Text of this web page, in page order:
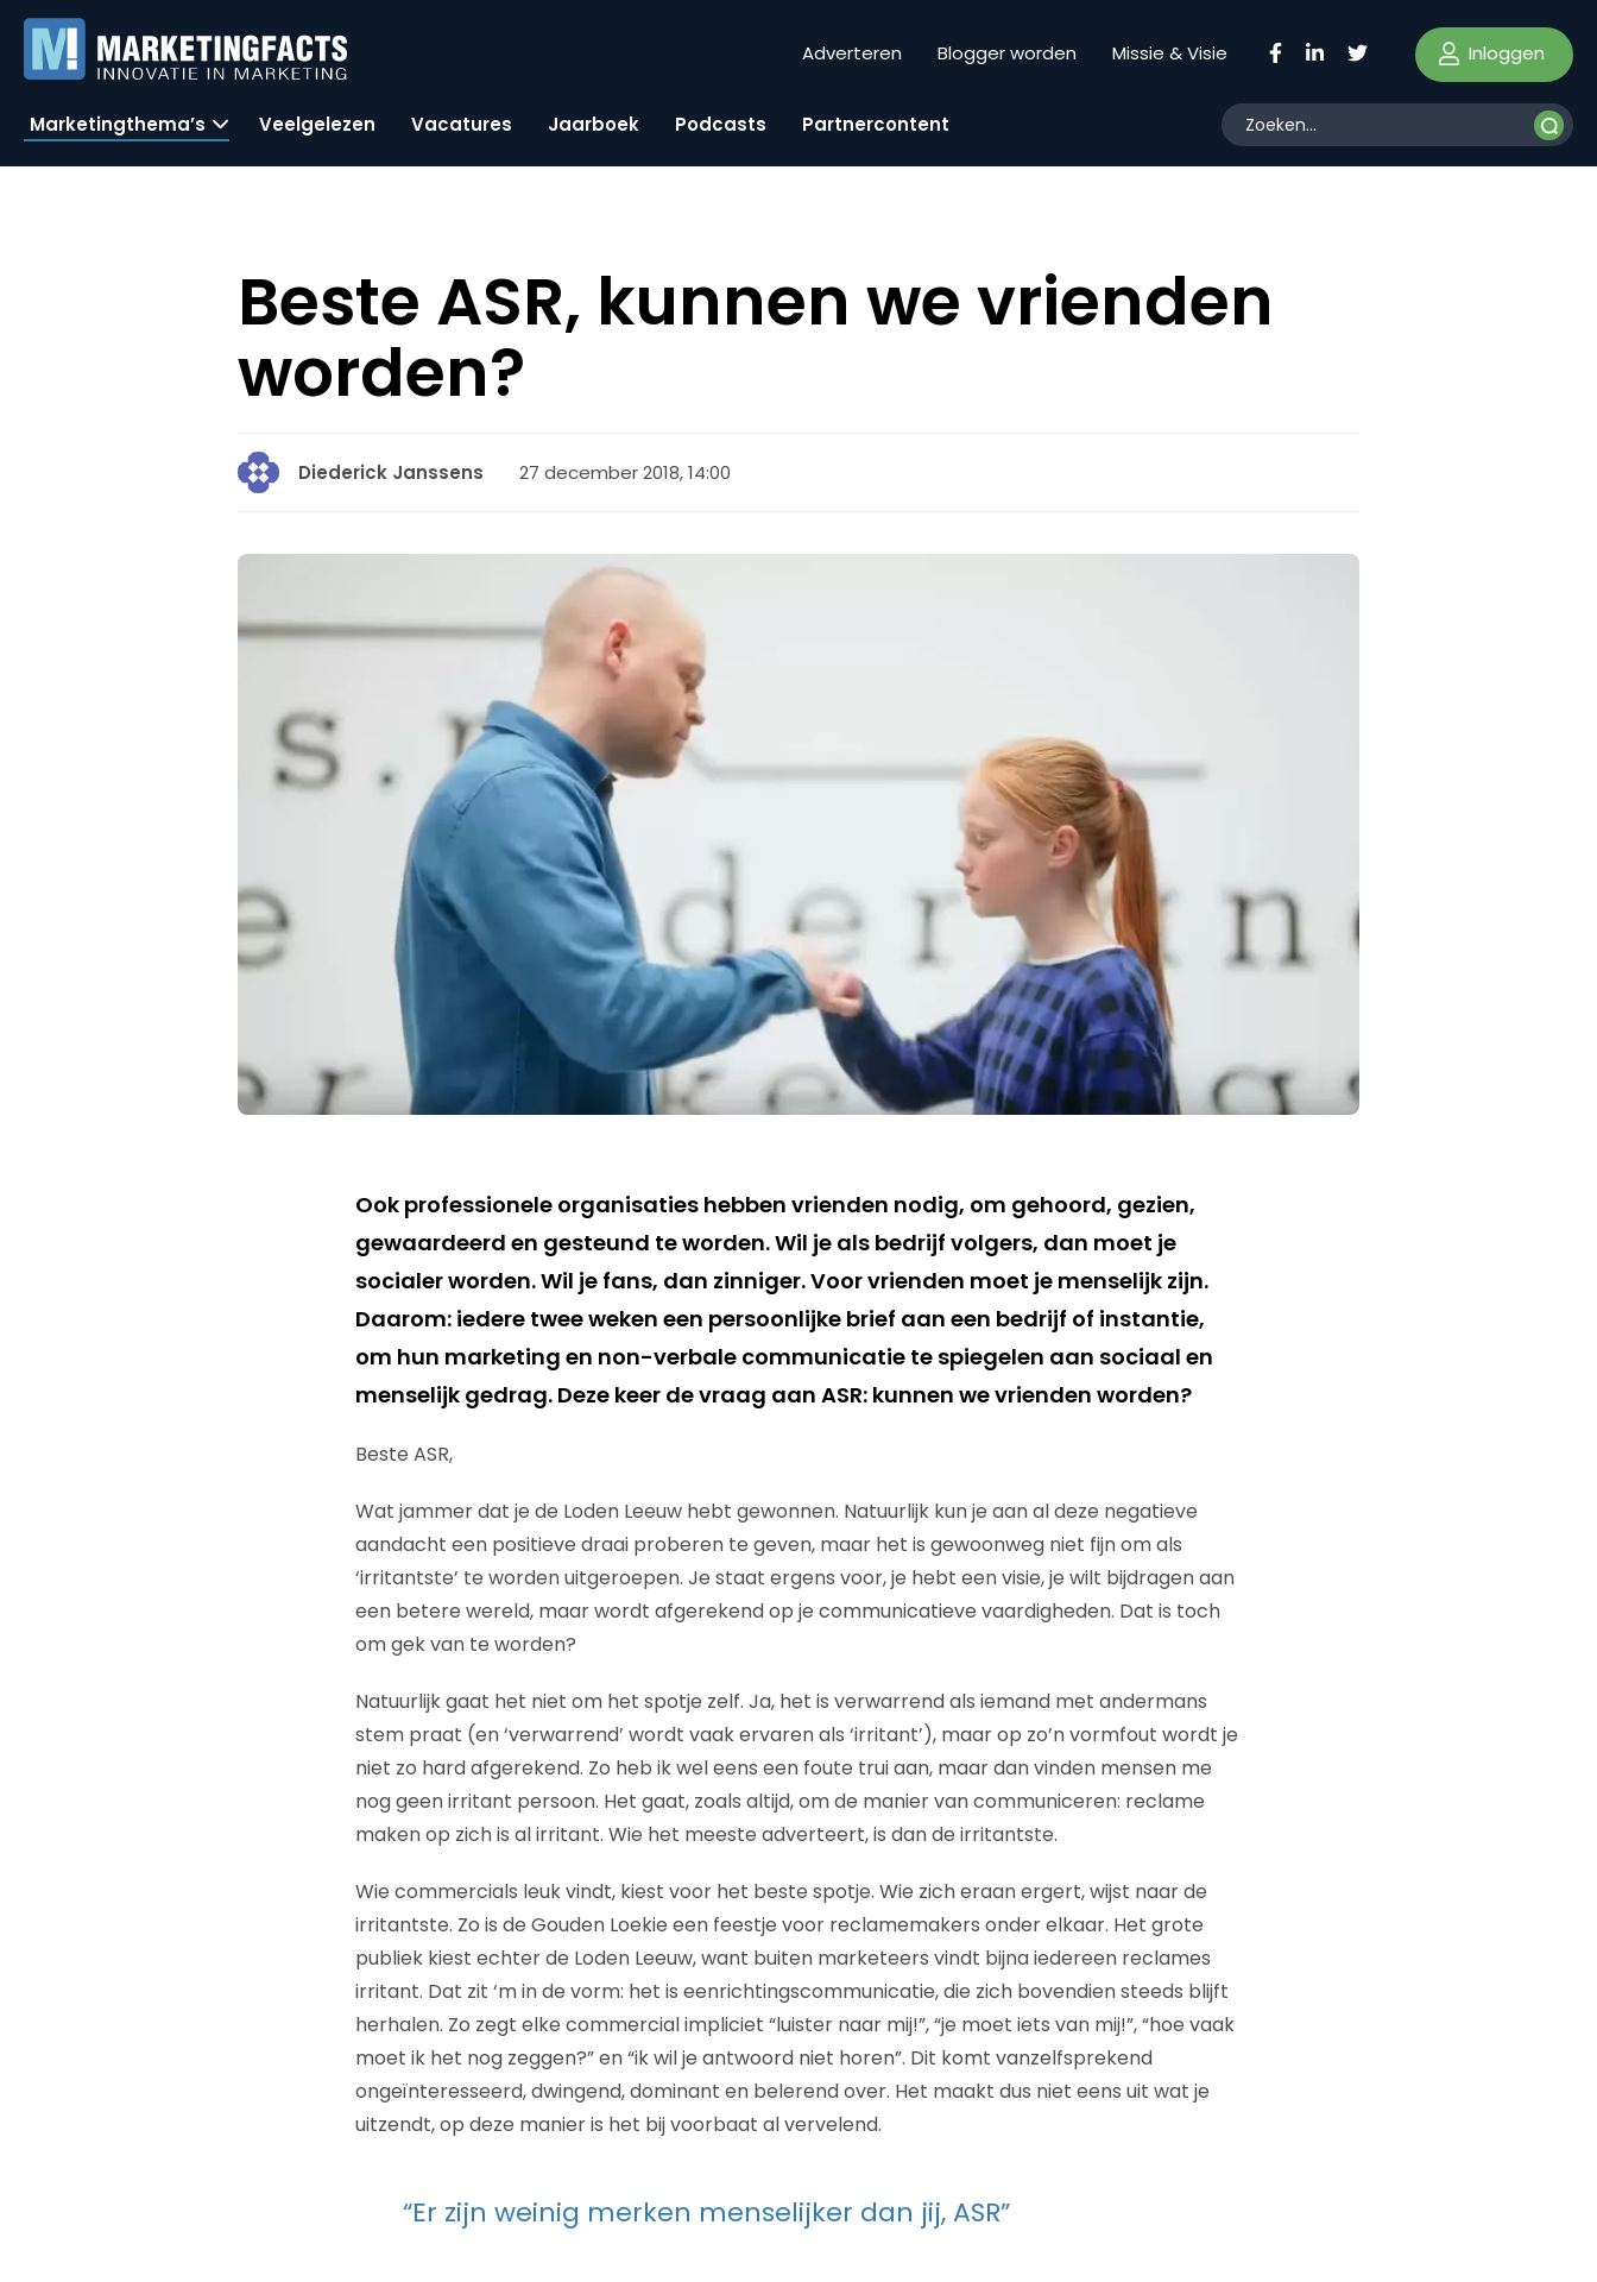
Adverteren Blogger worden Missie & Visie Inloggen
Marketingthema’s Veelgelezen Vacatures Jaarboek Podcasts Partnercontent
Beste ASR, kunnen we vrienden
worden?
Diederick Janssens 27 december 2018, 14:00
Ook professionele organisaties hebben vrienden nodig, om gehoord, gezien,
gewaardeerd en gesteund te worden. Wil je als bedrijf volgers, dan moet je
socialer worden. Wil je fans, dan zinniger. Voor vrienden moet je menselijk zijn.
Daarom: iedere twee weken een persoonlijke brief aan een bedrijf of instantie,
om hun marketing en non-verbale communicatie te spiegelen aan sociaal en
menselijk gedrag. Deze keer de vraag aan ASR: kunnen we vrienden worden?
Beste ASR,
Wat jammer dat je de Loden Leeuw hebt gewonnen. Natuurlijk kun je aan al deze negatieve
aandacht een positieve draai proberen te geven, maar het is gewoonweg niet fijn om als
‘irritantste’ te worden uitgeroepen. Je staat ergens voor, je hebt een visie, je wilt bijdragen aan
een betere wereld, maar wordt afgerekend op je communicatieve vaardigheden. Dat is toch
om gek van te worden?
Natuurlijk gaat het niet om het spotje zelf. Ja, het is verwarrend als iemand met andermans
stem praat (en ‘verwarrend’ wordt vaak ervaren als ‘irritant’), maar op zo’n vormfout wordt je
niet zo hard afgerekend. Zo heb ik wel eens een foute trui aan, maar dan vinden mensen me
nog geen irritant persoon. Het gaat, zoals altijd, om de manier van communiceren: reclame
maken op zich is al irritant. Wie het meeste adverteert, is dan de irritantste.
Wie commercials leuk vindt, kiest voor het beste spotje. Wie zich eraan ergert, wijst naar de
irritantste. Zo is de Gouden Loekie een feestje voor reclamemakers onder elkaar. Het grote
publiek kiest echter de Loden Leeuw, want buiten marketeers vindt bijna iedereen reclames
irritant. Dat zit ‘m in de vorm: het is eenrichtingscommunicatie, die zich bovendien steeds blijft
herhalen. Zo zegt elke commercial impliciet “luister naar mij!”, “je moet iets van mij!”, “hoe vaak
moet ik het nog zeggen?” en “ik wil je antwoord niet horen”. Dit komt vanzelfsprekend
ongeïnteresseerd, dwingend, dominant en belerend over. Het maakt dus niet eens uit wat je
uitzendt, op deze manier is het bij voorbaat al vervelend.
“Er zijn weinig merken menselijker dan jij, ASR”